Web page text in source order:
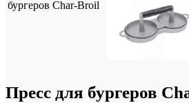
Пресс для бургеров